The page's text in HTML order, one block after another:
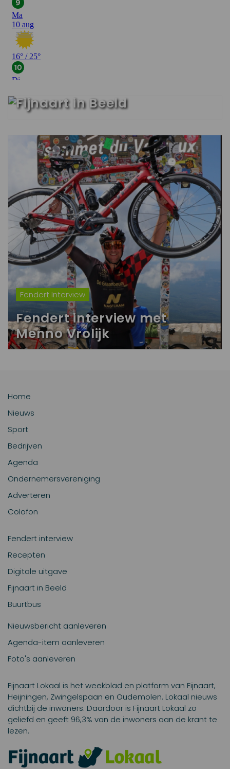
Fijnaart in Beeld
Fendert Interview
Fendert interview met
Menno Vrolijk
Home
Nieuws
Sport
Bedrijven
Agenda
Ondernemersvereniging
Adverteren
Colofon
Fendert interview
Recepten
Digitale uitgave
Fijnaart in Beeld
Buurtbus
Nieuwsbericht aanleveren
Agenda-item aanleveren
Foto's aanleveren
Fijnaart Lokaal is het weekblad en platform van Fijnaart,
Heijningen, Zwingelspaan en Oudemolen. Lokaal nieuws
dichtbij de inwoners. Daardoor is Fijnaart Lokaal zo
geliefd en geeft 96,3% van de inwoners aan de krant te
lezen.